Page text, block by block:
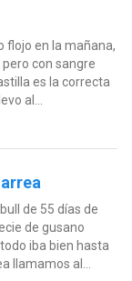
flojo en la mañana,
con sangre
es la correcta
al...
de 55 días de
de gusano
iba bien hasta
llamamos al...